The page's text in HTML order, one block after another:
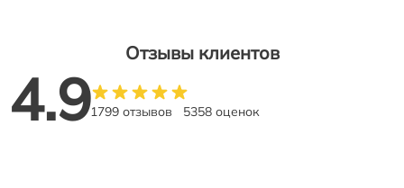
Отзывы клиентов
4.91799 отзывов 5358 оценок